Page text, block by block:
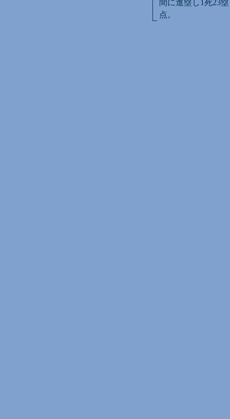
間に進塁し1死23
点。